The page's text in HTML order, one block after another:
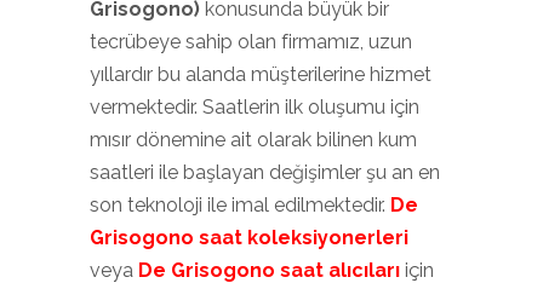
Grisogono) konusunda büyük bir
tecrübeye sahip olan firmamız, uzun
yıllardır bu alanda müşterilerine hizmet
vermektedir. Saatlerin ilk oluşumu için
mısır dönemine ait olarak bilinen kum
saatleri ile başlayan değişimler şu an en
son teknoloji ile imal edilmektedir. De
Grisogono saat koleksiyonerleri
veya De Grisogono saat alıcıları için